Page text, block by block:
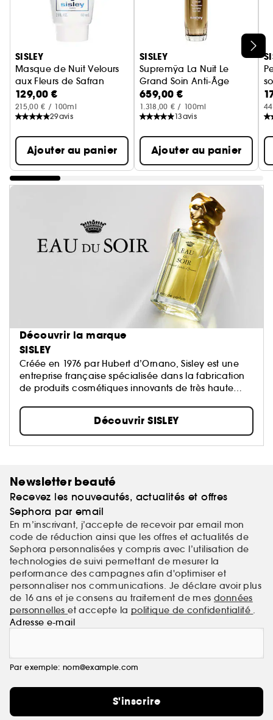
SISLEY
Masque de Nuit Velours
aux Fleurs de Safran
129,00 €
215,00 € / 100ml
29avis
Ajouter au panier
SISLEY
Supremÿa La Nuit Le
Grand Soin Anti-Âge
659,00 €
1.318,00 € / 100ml
13avis
Ajouter au panier
Découvrir la marque
SISLEY
Créée en 1976 par Hubert d’Ornano, Sisley est une
entreprise française spécialisée dans la fabrication
de produits cosmétiques innovants de très haute
Découvrir SISLEY
Newsletter beauté
Recevez les nouveautés, actualités et offres
Sephora par email
En m’inscrivant, j’accepte de recevoir par email mon
code de réduction ainsi que les offres et actualités de
Sephora personnalisées y compris avec l’utilisation de
technologies de suivi permettant de mesurer la
performance des campagnes afin d'optimiser et
personnaliser nos communications. Je déclare avoir plus
de 16 ans et je consens au traitement de mes données
personnelleset accepte la politique de confidentialité .
Adresse e-mail
Par exemple: nom@example.com
S'inscrire